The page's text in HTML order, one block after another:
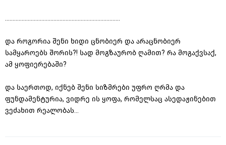
............................................................................
და როგორია შენი ხიდი ცნობიერ და არაცნობიერ
სამყაროებს შორის?! სად მოგზაურობ ღამით? რა მოგაქვსაქ,
ამ ყოფიერებაში?
და საერთოდ, იქნებ შენი სიზმრები უფრო ღრმა და
ფუნდამენტურია, ვიდრე ის ყოფა, რომელსაც ასედაჟინებით
ვეძახით რეალობას...